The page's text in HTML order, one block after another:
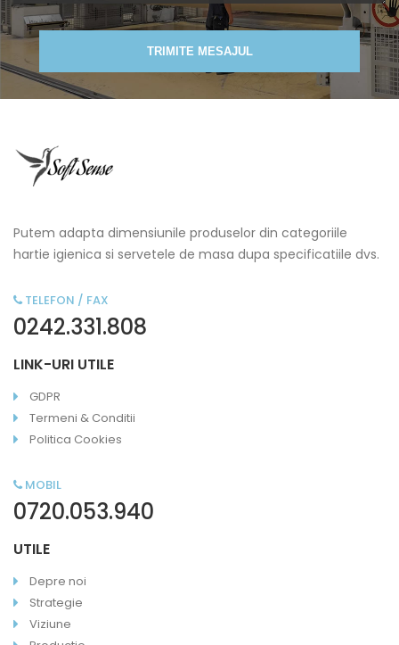
TRIMITE MESAJUL
Putem adapta dimensiunile produselor din categoriile
hartie igienica si servetele de masa dupa specificatiile dvs.
TELEFON / FAX
0242.331.808
LINK-URI UTILE
GDPR
Termeni & Conditii
Politica Cookies
MOBIL
0720.053.940
UTILE
Depre noi
Strategie
Viziune